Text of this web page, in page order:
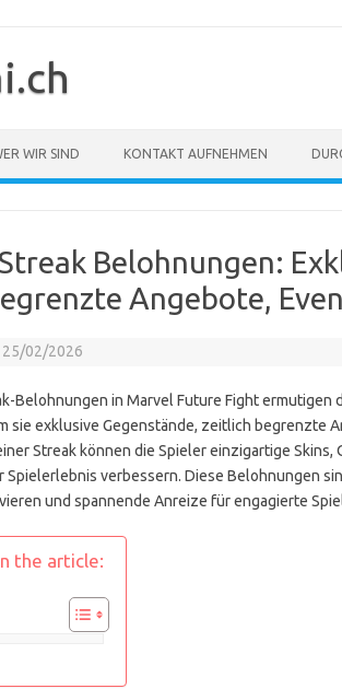
WIR SIND KONTAKT AUFNEHMEN
Belohnungen:
Angebote,
25/02/2026
Belohnungen in Marvel Future Fight ermutigen
sie exklusive Gegenstände, zeitlich begrenzte
Streak können die Spieler einzigartige
Spielerlebnis verbessern. Diese Belohnungen
und spannende Anreize für engagierte
the article: